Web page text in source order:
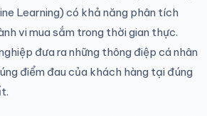
Learning) có khả năng phân tích
vi mua sắm trong thời gian thực.
đưa ra những thông điệp cá nhân
điểm đau của khách hàng tại đúng